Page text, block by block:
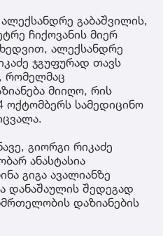
გაბაშვილის,
ჩიქოვანის მიერ
ალექსანდრე
ჯგუფურად თავს
რომელმაც
მიიღო, რის
ოქტომბერს სამედიცინო
გიორგი რიკაძე
ანასტასია
გიგა ავალიანზე
დანაშაულის შედეგად
დაზიანების